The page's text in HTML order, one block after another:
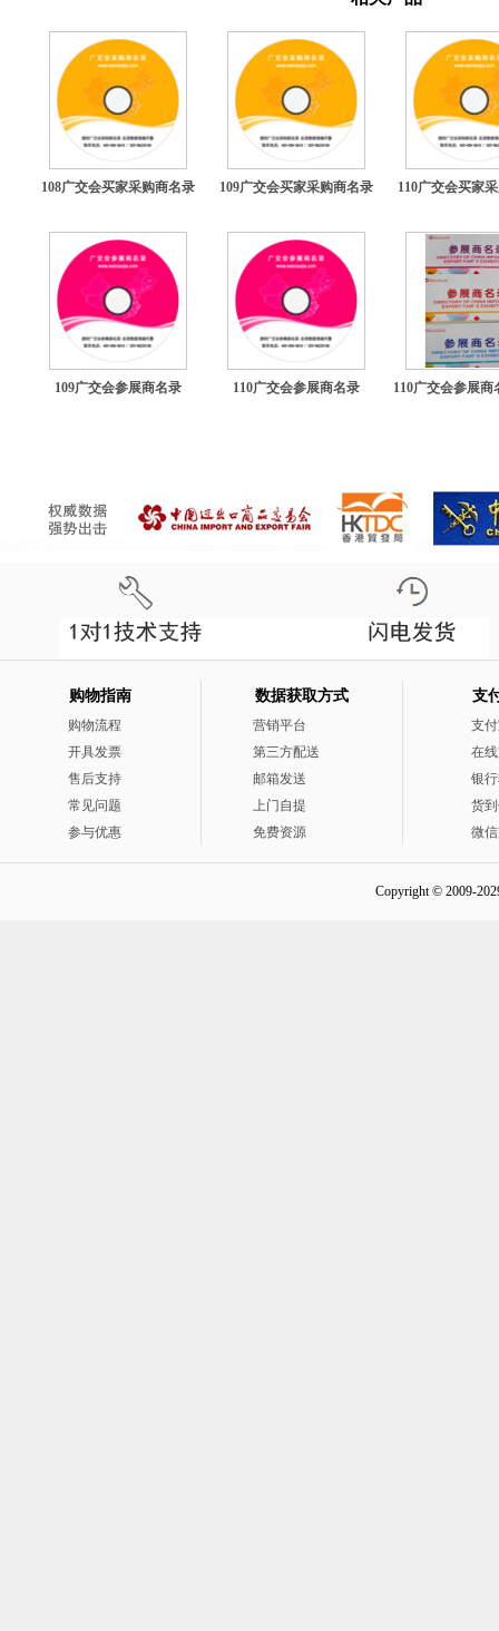
108广交会买家采购商名录 109广交会买家采购商名录 110广交会买家
109广交会参展商名录 110广交会参展商名录 110广交会参展商
购物指南
购物流程
开具发票
售后支持
常见问题
参与优惠
数据获取方式
营销平台
第三方配送
邮箱发送
上门自提
免费资源
支
支
在
银
货
微
Copyright © 2009-